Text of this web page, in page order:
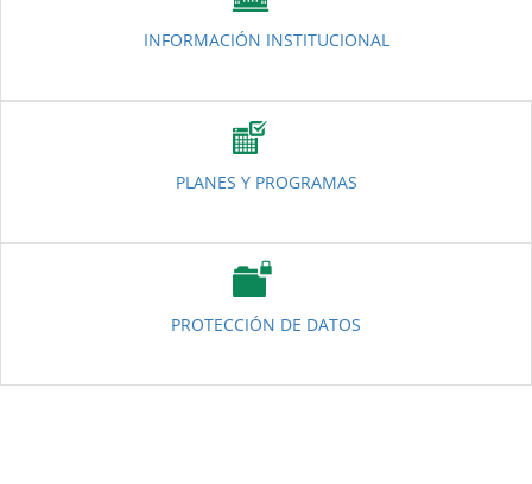
INFORMACIÓN INSTITUCIONAL
PLANES Y PROGRAMAS
PROTECCIÓN DE DATOS